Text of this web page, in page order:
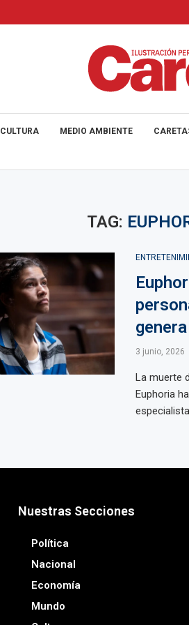
CULTURA MEDIO AMBIENTE
TAG:
3 junio, 2026
La muerte
Euphoria
Nuestras Secciones
Política
Nacional
Economía
Mundo